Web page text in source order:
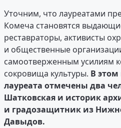
Уточним, что лауреатами
Комеча становятся
реставраторы, активисты
и общественные
самоотверженным усилиям
сокровища культуры. В
лауреата отмечены два
Шатковская и историк
и градозащитник из
Давыдов.